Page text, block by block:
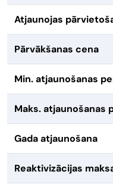
Atjaunojas
Pārvākšanas cena
Min. atjaunošanas
Maks. atjaunošanas
Gada atjaunošana
Reaktivizācijas